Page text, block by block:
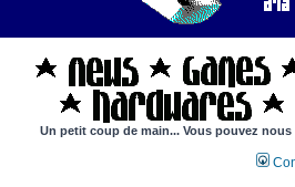
Un petit coup de main... Vous pouvez